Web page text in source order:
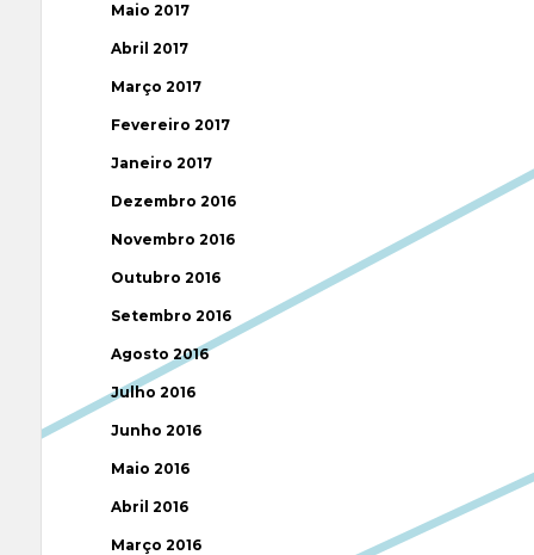
Maio 2017
Abril 2017
Março 2017
Fevereiro 2017
Janeiro 2017
Dezembro 2016
Novembro 2016
Outubro 2016
Setembro 2016
Agosto 2016
Julho 2016
Junho 2016
Maio 2016
Abril 2016
Março 2016